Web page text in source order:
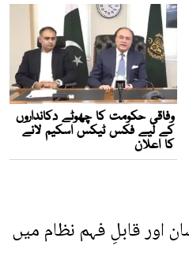
اور قابلِ فہم نظام میں